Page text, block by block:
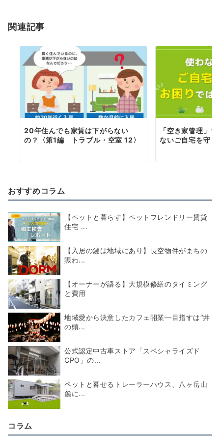
ョ
ン
関連記事
20年住んでも家賃は下がらない
の？〈第1編 トラブル・空室 12〉
「空き家管理」
ないご自宅を守
おすすめコラム
【ペットと暮らす】ペットフレンドリー賃貸
住宅 ...
【入居の鍵は地域にあり】長空物件がまちの
賑わ...
【オーナーが語る】大規模修繕のタイミング
と費用
地域愛から決意したカフェ開業―目指すは“井
の頭...
公式認定中古車ストア「スペシャライズド
CPO」の...
ペットと暮せるトレーラーハウス、八ヶ岳山
麓に...
コラム